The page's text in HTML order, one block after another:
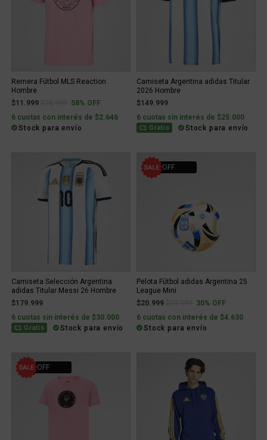
Remera Fútbol MLS Reaction
Hombre
$11.999
Price reduced from
to58% OFF
6 cuotas con interés de $2.646
Stock para envío
Camiseta Argentina adidas Titular
2026 Hombre
$149.999
6 cuotas sin interés de $25.000
Gratis Stock para envío
Camiseta Selección Argentina
adidas Titular Messi 26 Hombre
$179.999
6 cuotas sin interés de $30.000
Gratis Stock para envío
30% OFF
Pelota Fútbol adidas Argentina 25
League Mini
$20.999
Price reduced from
to30% OFF
6 cuotas con interés de $4.630
Stock para envío
55% OFF